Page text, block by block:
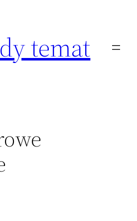
temat